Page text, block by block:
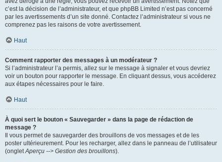
c’est la décision de l’administrateur, et que phpBB Limited n’est pas concerné
par les avertissements d’un site donné. Contactez l’administrateur si vous ne
comprenez pas les raisons de votre avertissement.
Haut
Comment rapporter des messages à un modérateur ?
Si l’administrateur l’a permis, allez sur le message à signaler et vous devriez
voir un bouton pour rapporter le message. En cliquant dessus, vous accéderez
aux étapes nécessaires pour le faire.
Haut
À quoi sert le bouton « Sauvegarder » dans la page de rédaction de
message ?
Il vous permet de sauvegarder des brouillons de vos messages et de les
poster ultérieurement. Pour les recharger, allez dans le panneau de l’utilisateur
(ongletAperçu --> Gestion des brouillons).